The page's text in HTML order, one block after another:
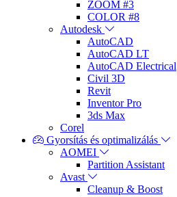
ZOOM #3
COLOR #8
Autodesk
AutoCAD
AutoCAD LT
AutoCAD Electrical
Civil 3D
Revit
Inventor Pro
3ds Max
Corel
Gyorsítás és optimalizálás
AOMEI
Partition Assistant
Avast
Cleanup & Boost